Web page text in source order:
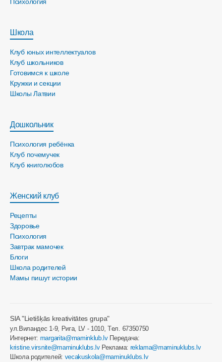
Школа
Клуб юных интеллектуалов
Клуб школьников
Готовимся к школе
Кружки и секции
Школы Латвии
Дошкольник
Психология ребёнка
Клуб почемучек
Клуб книголюбов
Женский клуб
Рецепты
Здоровье
Психология
Завтрак мамочек
Блоги
Школа родителей
Мамы пишут истории
SIA "Lietišķās kreativitātes grupa"
ул.Виландес 1-9, Рига, LV - 1010, Tел. 67350750
Интернет: margarita@maminklub.lvПередача:
kristine.virsnite@maminuklubs.lvРеклама: reklama@maminuklubs.lv
Школа родителей: vecakuskola@maminuklubs.lv